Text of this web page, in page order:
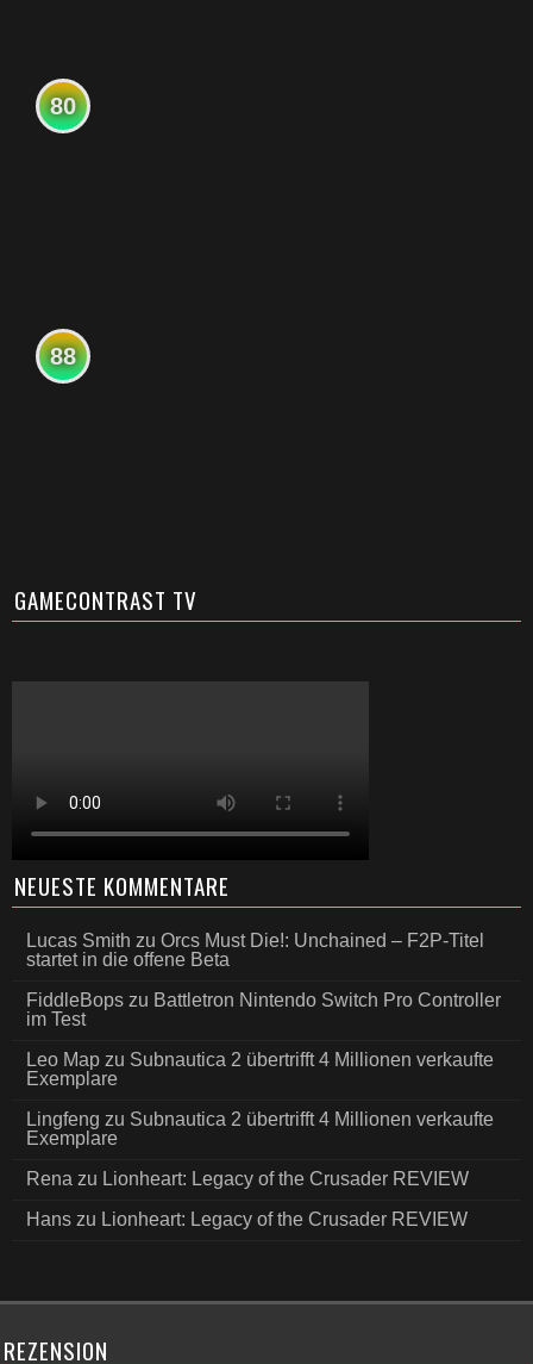
80
88
GAMECONTRAST TV
NEUESTE KOMMENTARE
Lucas Smith zu Orcs Must Die!: Unchained – F2P-Titel
startet in die offene Beta
FiddleBops zu Battletron Nintendo Switch Pro Controller
im Test
Leo Map zu Subnautica 2 übertrifft 4 Millionen verkaufte
Exemplare
Lingfeng zu Subnautica 2 übertrifft 4 Millionen verkaufte
Exemplare
Rena zu Lionheart: Legacy of the Crusader REVIEW
Hans zu Lionheart: Legacy of the Crusader REVIEW
REZENSION